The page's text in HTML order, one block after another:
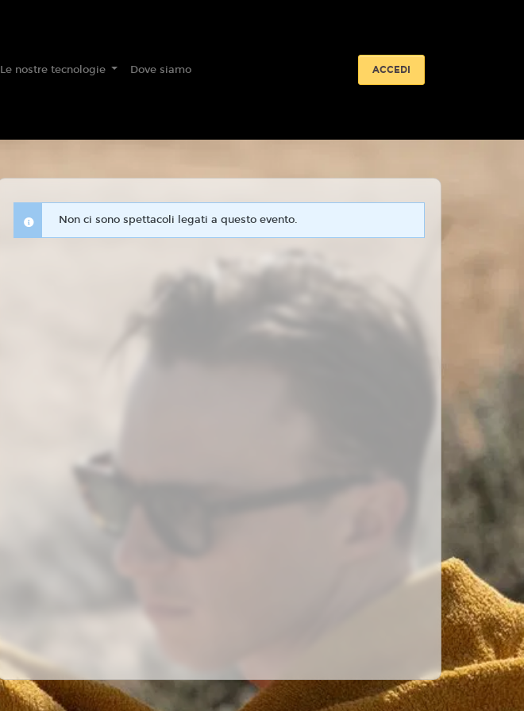
Le nostre tecnologie Dove siamo ACCEDI
Non ci sono spettacoli legati a questo evento.